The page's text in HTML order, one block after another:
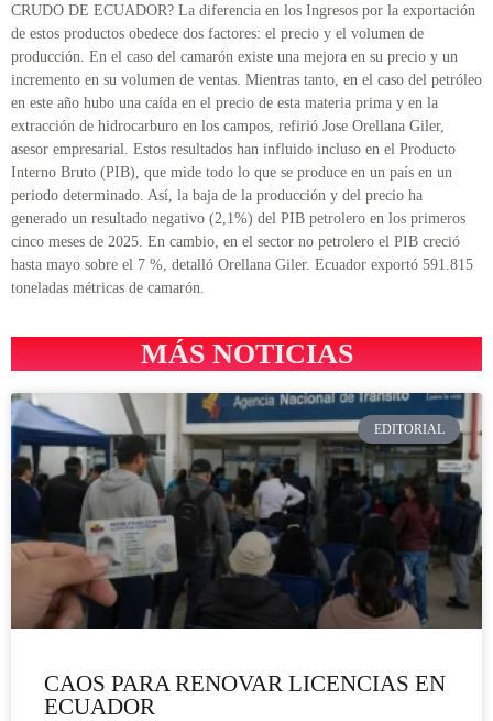
CRUDO DE ECUADOR? La diferencia en los Ingresos por la exportación
de estos productos obedece dos factores: el precio y el volumen de
producción. En el caso del camarón existe una mejora en su precio y un
incremento en su volumen de ventas. Mientras tanto, en el caso del petróleo
en este año hubo una caída en el precio de esta materia prima y en la
extracción de hidrocarburo en los campos, refirió Jose Orellana Giler,
asesor empresarial. Estos resultados han influido incluso en el Producto
Interno Bruto (PIB), que mide todo lo que se produce en un país en un
periodo determinado. Así, la baja de la producción y del precio ha
generado un resultado negativo (2,1%) del PIB petrolero en los primeros
cinco meses de 2025. En cambio, en el sector no petrolero el PIB creció
hasta mayo sobre el 7 %, detalló Orellana Giler. Ecuador exportó 591.815
toneladas métricas de camarón.
MÁS NOTICIAS
EDITORIAL
CAOS PARA RENOVAR LICENCIAS EN
ECUADOR